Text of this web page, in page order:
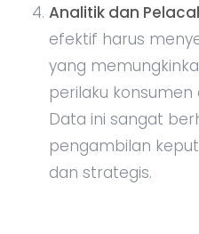
Analitik dan
efektif harus
yang
perilaku konsumen
Data ini sangat
pengambilan
dan strategis.